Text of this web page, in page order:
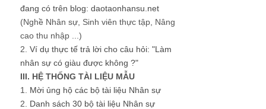
đang có trên blog: daotaonhansu.net
(Nghề Nhân sự, Sinh viên thực tập, Nâng
cao thu nhập ...)
2. Ví dụ thực tế trả lời cho câu hỏi: "Làm
nhân sự có giàu được không ?"
III. HỆ THỐNG TÀI LIỆU MẪU
1. Mời ủng hộ các bộ tài liệu Nhân sự
2. Danh sách 30 bộ tài liệu Nhân sự